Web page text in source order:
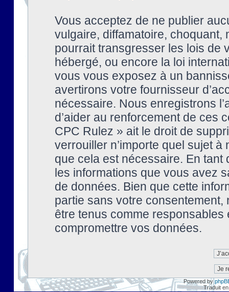
Vous acceptez de ne publier
vulgaire, diffamatoire, choquant,
pourrait transgresser les lois de
hébergé, ou encore la loi
vous vous exposez à un
avertirons votre fournisseur
nécessaire. Nous enregistrons
d’aider au renforcement de ces
CPC Rulez » ait le droit de
verrouiller n’importe quel sujet à
que cela est nécessaire. En tant
les informations que vous avez
de données. Bien que cette
partie sans votre
être tenus comme
compromettre vos données.
Powered by
Traduit